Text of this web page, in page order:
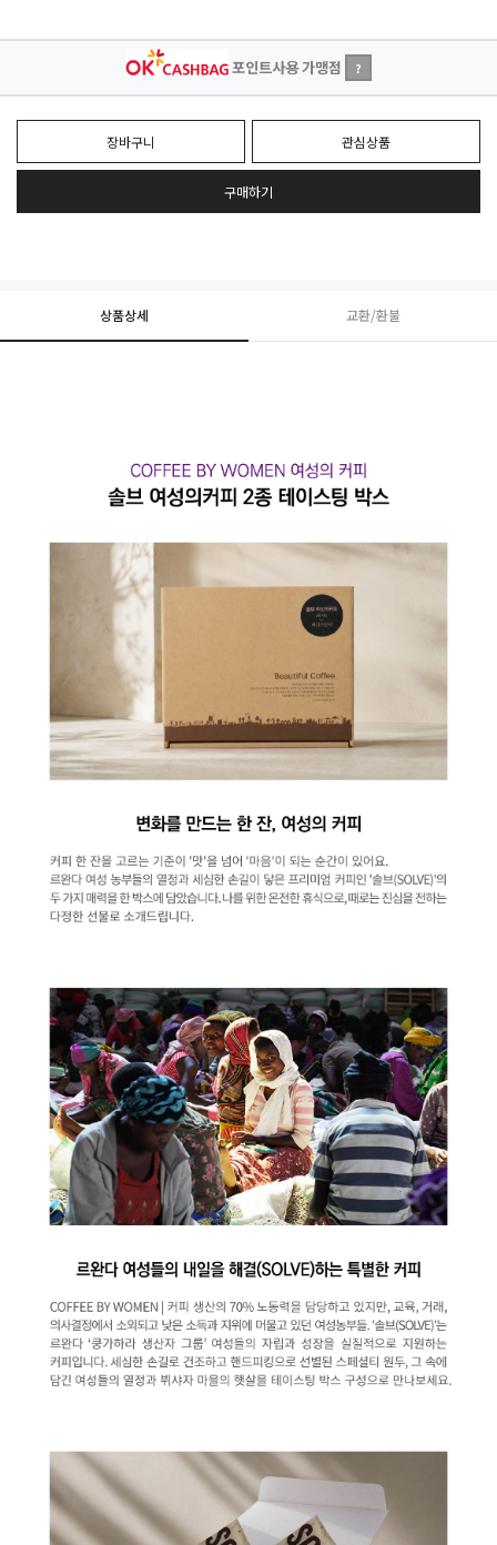
포인트사용 가맹점 ?
장바구니 관심상품
구매하기
상품상세 교환/환불